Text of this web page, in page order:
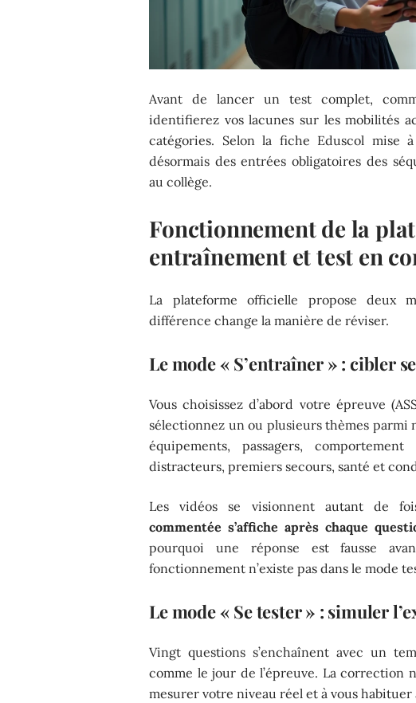
Avant de lancer un test complet,
identifierez vos lacunes sur les mobilités
catégories. Selon la fiche Eduscol mise
désormais des entrées obligatoires des
au collège.
Fonctionnement de la
entraînement et test en
La plateforme officielle propose deux
différence change la manière de réviser.
Le mode « S’entraîner » : cibler
Vous choisissez d’abord votre épreuve
sélectionnez un ou plusieurs thèmes parmi
équipements, passagers,
distracteurs, premiers secours, santé et
Les vidéos se visionnent autant de
commentée s’affiche après chaque
pourquoi une réponse est fausse
fonctionnement n’existe pas dans le mode
Le mode « Se tester » : simuler
Vingt questions s’enchaînent avec un
comme le jour de l’épreuve. La correction
mesurer votre niveau réel et à vous